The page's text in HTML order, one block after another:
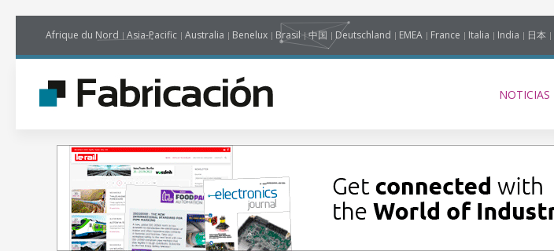
Afrique du Nord Asia-Pacific Australia Benelux Brasil 中国 Deutschland EMEA France Italia India 日本
NOTICIAS